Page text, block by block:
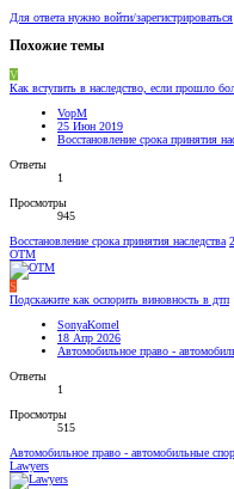
Для ответа нужно войти/зарегистрироваться
Похожие темы
V
Как вступить в наследство, если прошло
VopM
25 Июн 2019
Восстановление срока принятия
Ответы
1
Просмотры
945
Восстановление срока принятия наследства
OTM
S
Подскажите как оспорить виновность в дтп
SonyaKomel
18 Апр 2026
Автомобильное право -
Ответы
1
Просмотры
515
Автомобильное право - автомобильные
Lawyers